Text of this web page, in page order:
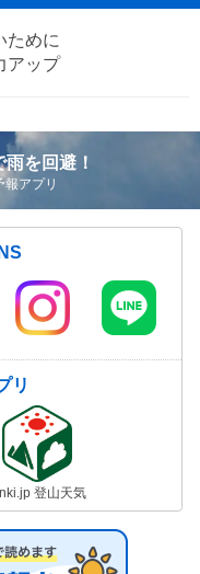
ために
アップ
を回避！
アプリ
リ
登山天気